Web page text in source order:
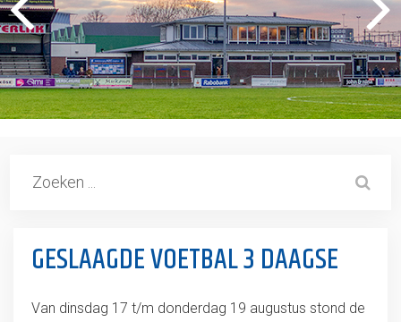
GESLAAGDE VOETBAL 3 DAAGSE
Van dinsdag 17 t/m donderdag 19 augustus stond de